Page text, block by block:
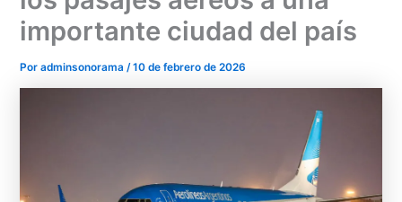
importante ciudad del país
Poradminsonorama/10 de febrero de 2026